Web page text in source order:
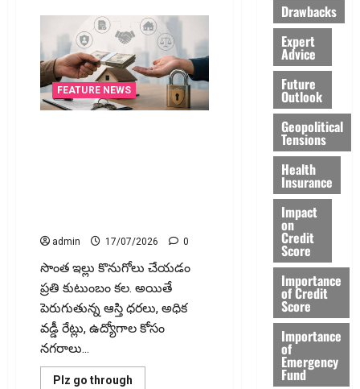
రద్దు
చేసుకున్నారా..?
పోస్టేజ్‌
ఫీజు
తిరిగి
మీకే..!
Cancelled
Your
Parcel?
FEATURE NEWS
admin 17/07/2026 0
సొంత ఇల్లు కొనుగోలు చేయడం
ప్రతి కుటుంబం కల. అయితే
పెరుగుతున్న ఆస్తి ధరలు, అధిక
వడ్డీ రేట్లు, ఉద్యోగాల కోసం
నగరాలు...
Plz go through
Drawbacks
Expert
Advice
Future
Outlook
Geopolitical
Tensions
Health
Insurance
Impact
on
Credit
Score
Importance
of Credit
Score
Importance
of
Emergency
Fund